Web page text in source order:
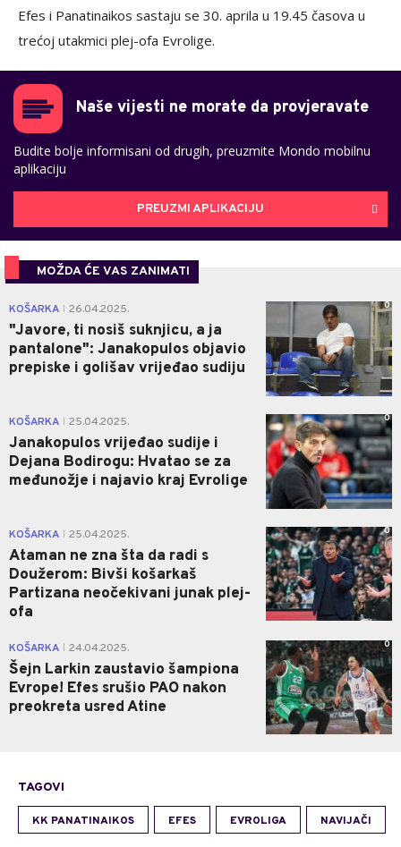
Efes i Panatinaikos sastaju se 30. aprila u 19.45 časova u
trećoj utakmici plej-ofa Evrolige.
Naše vijesti ne morate da provjeravate
Budite bolje informisani od drugih, preuzmite Mondo mobilnu
aplikaciju
PREUZMI APLIKACIJU
MOŽDA ĆE VAS ZANIMATI
KOŠARKA 26.04.2025.
"Javore, ti nosiš suknjicu, a ja
pantalone": Janakopulos objavio
prepiske i golišav vrijeđao sudiju
0
KOŠARKA 25.04.2025.
Janakopulos vrijeđao sudije i
Dejana Bodirogu: Hvatao se za
međunožje i najavio kraj Evrolige
0
KOŠARKA 25.04.2025.
Ataman ne zna šta da radi s
Doužerom: Bivši košarkaš
Partizana neočekivani junak plej-
ofa
0
KOŠARKA 24.04.2025.
Šejn Larkin zaustavio šampiona
Evrope! Efes srušio PAO nakon
preokreta usred Atine
0
TAGOVI
KK PANATINAIKOS EFES EVROLIGA NAVIJAČI